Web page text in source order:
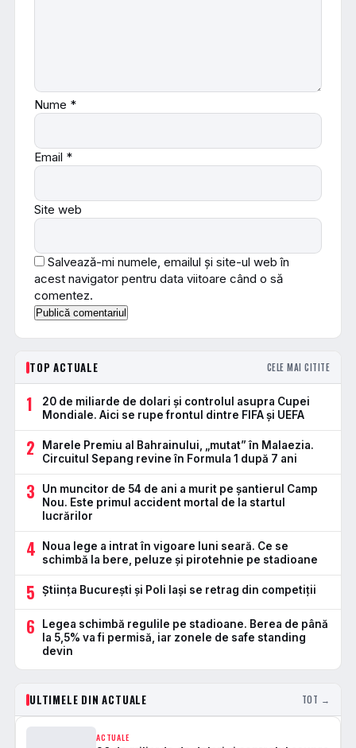
Nume *
Email *
Site web
Salvează-mi numele, emailul și site-ul web în
acest navigator pentru data viitoare când o să
comentez.
TOP ACTUALE CELE MAI CITITE
1
20 de miliarde de dolari și controlul asupra Cupei
Mondiale. Aici se rupe frontul dintre FIFA și UEFA
2
Marele Premiu al Bahrainului, „mutat” în Malaezia.
Circuitul Sepang revine în Formula 1 după 7 ani
3
Un muncitor de 54 de ani a murit pe șantierul Camp
Nou. Este primul accident mortal de la startul
lucrărilor
4
Noua lege a intrat în vigoare luni seară. Ce se
schimbă la bere, peluze și pirotehnie pe stadioane
5 Știința București și Poli Iași se retrag din competiții
6
Legea schimbă regulile pe stadioane. Berea de până
la 5,5% va fi permisă, iar zonele de safe standing
devin
ULTIMELE DIN ACTUALE TOT →
ACTUALE